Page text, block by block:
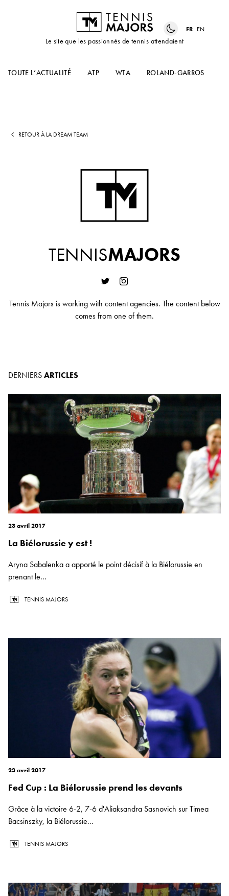
Le site que les passionnés de tennis attendaient
FR EN
TOUTE L’ACTUALITÉ ATP WTA ROLAND-GARROS
RETOUR À LA DREAM TEAM
TENNISMAJORS
Tennis Majors is working with content agencies. The content below
comes from one of them.
DERNIERSARTICLES
23 avril 2017
La Biélorussie y est !
Aryna Sabalenka a apporté le point décisif à la Biélorussie en
prenant le...
TENNIS MAJORS
23 avril 2017
Fed Cup : La Biélorussie prend les devants
Grâce à la victoire 6-2, 7-6 d'Aliaksandra Sasnovich sur Timea
Bacsinszky, la Biélorussie...
TENNIS MAJORS